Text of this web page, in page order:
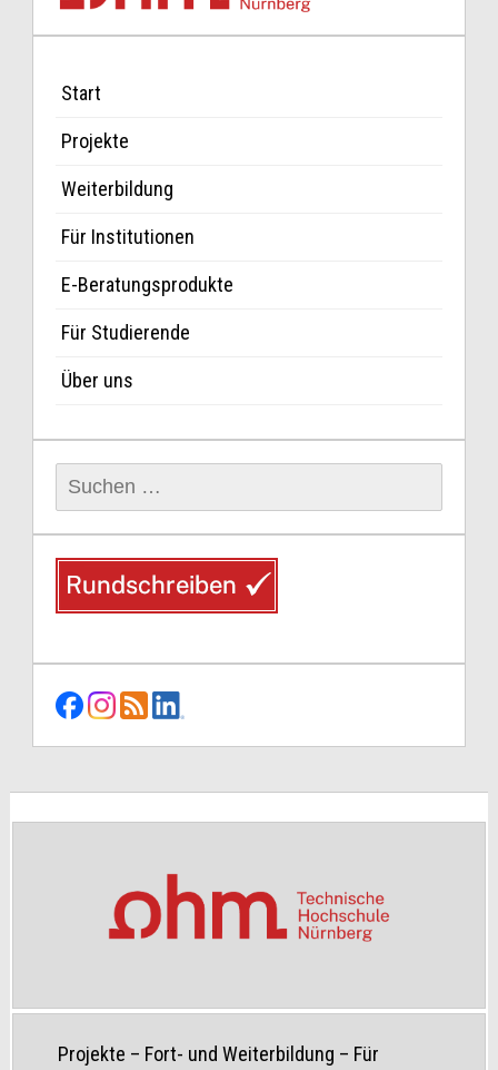
Start
Projekte
Weiterbildung
Für Institutionen
E-Beratungsprodukte
Für Studierende
Über uns
Suchen
nach:
Projekte – Fort- und Weiterbildung – Für